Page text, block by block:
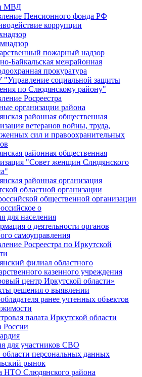
МВД
Пенсионного фонда РФ
коррупции
пожарный надзор
Байкальская межрайонная
прокуратура
социальной защиты
по Слюдянскому району"
Росреестра
организации района
районная общественная
ветеранов войны, труда,
сил и правоохранительных
районная общественная
"Совет женщин Слюдянского
районная организация
областной организации
общественной организации
о
для населения
о деятельности органов
самоуправления
Росреестра по Иркутской
филиал областного
казенного учреждения
центр Иркутской области»
решения о выявлении
ранее учтенных объектов
палата Иркутской области
России
для участников СВО
персональных данных
рынок
НТО Слюдянского района